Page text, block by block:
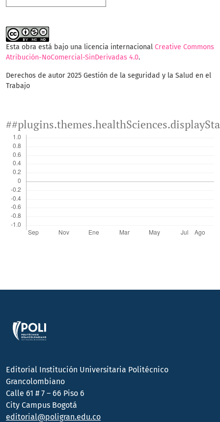
Esta obra está bajo una licencia internacional Creative Commons
Atribución-NoComercial-SinDerivadas 4.0.
Derechos de autor 2025 Gestión de la seguridad y la Salud en el
Trabajo
Editorial Institución Universitaria Politécnico
Grancolombiano
Calle 61 # 7 – 66 Piso 6
City Campus Bogotá
editorial@poligran.edu.co